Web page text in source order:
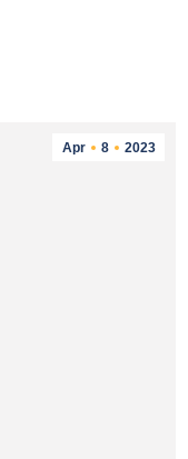
Apr 8 2023